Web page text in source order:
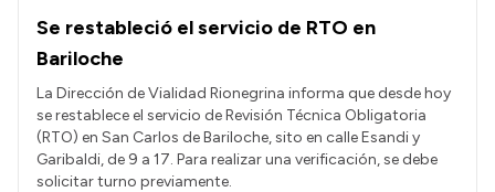
Se restableció el servicio de RTO en
Bariloche
La Dirección de Vialidad Rionegrina informa que desde hoy
se restablece el servicio de Revisión Técnica Obligatoria
(RTO) en San Carlos de Bariloche, sito en calle Esandi y
Garibaldi, de 9 a 17. Para realizar una verificación, se debe
solicitar turno previamente.